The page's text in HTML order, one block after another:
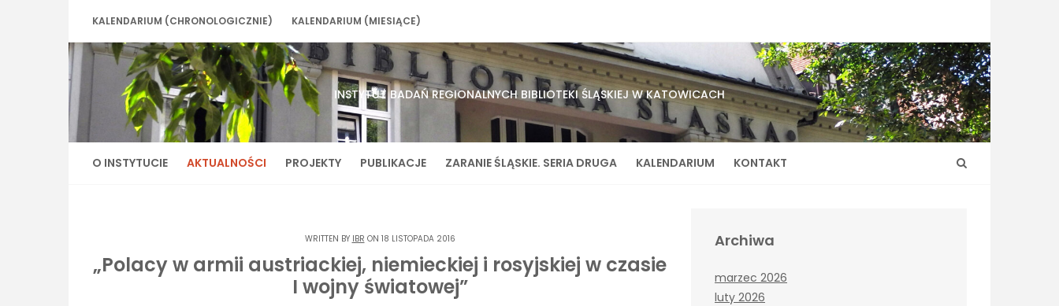
KALENDARIUM (CHRONOLOGICZNIE) KALENDARIUM (MIESIĄCE)
INSTYTUT BADAŃ REGIONALNYCH BIBLIOTEKI ŚLĄSKIEJ W KATOWICACH
O INSTYTUCIE AKTUALNOŚCI PROJEKTY PUBLIKACJE ZARANIE ŚLĄSKIE. SERIA DRUGA KALENDARIUM KONTAKT
WRITTEN BY IBR ON 18 LISTOPADA 2016
„Polacy w armii austriackiej, niemieckiej i rosyjskiej w czasie
I wojny światowej”
Archiwa
marzec 2026
luty 2026